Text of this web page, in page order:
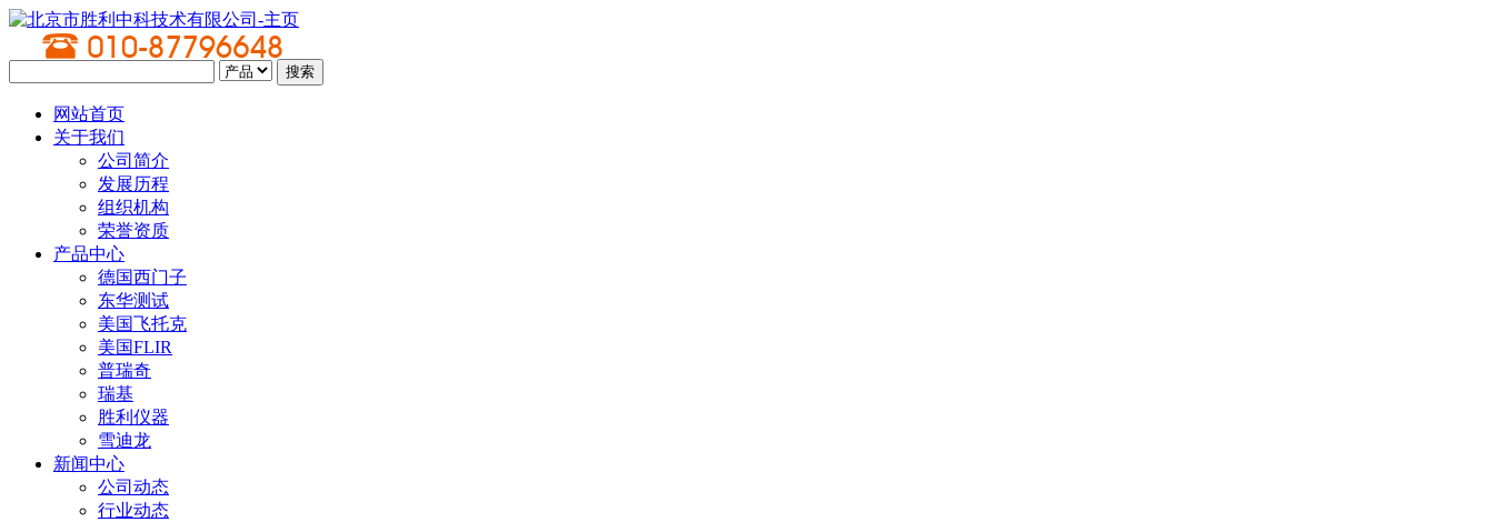
网站首页
关于我们
公司简介
发展历程
组织机构
荣誉资质
产品中心
德国西门子
东华测试
美国飞托克
美国FLIR
普瑞奇
瑞基
胜利仪器
雪迪龙
新闻中心
公司动态
行业动态